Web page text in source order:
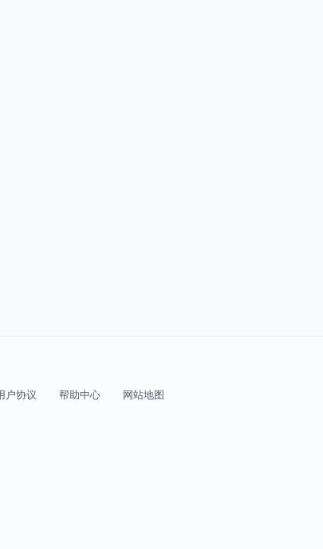
户协议 帮助中心 网站地图